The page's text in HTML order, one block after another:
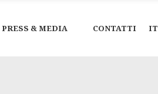
PRESS & MEDIA CONTATTI IT